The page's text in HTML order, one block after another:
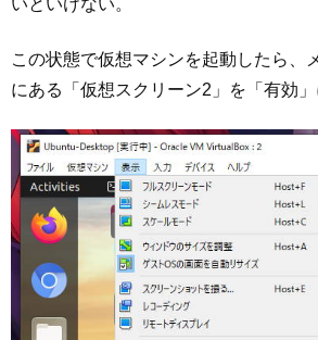
いといけない。
この状態で仮想マシンを起動したら、
にある「仮想スクリーン2」を「有効」